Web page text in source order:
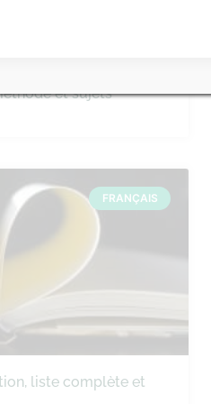
et sujets
FRANÇAIS
liste complète et